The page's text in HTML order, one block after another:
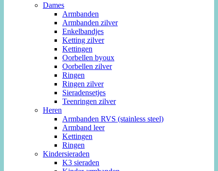
Dames
Armbanden
Armbanden zilver
Enkelbandjes
Ketting zilver
Kettingen
Oorbellen byoux
Oorbellen zilver
Ringen
Ringen zilver
Sieradensetjes
Teenringen zilver
Heren
Armbanden RVS (stainless steel)
Armband leer
Kettingen
Ringen
Kindersieraden
K3 sieraden